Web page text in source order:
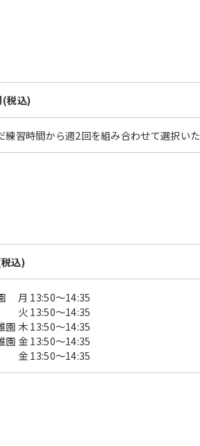
税込)
練習時間から週2回を組み合わせて選択い
込)
月 13:50〜14:35
火 13:50〜14:35
園 木 13:50〜14:35
園 金 13:50〜14:35
金 13:50〜14:35
We ask that you
this before using
translation start